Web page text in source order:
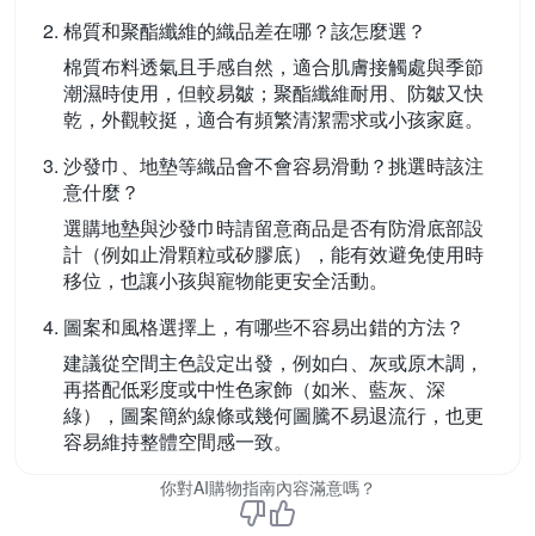
棉質和聚酯纖維的織品差在哪？該怎麼選？
棉質布料透氣且手感自然，適合肌膚接觸處與季節
潮濕時使用，但較易皺；聚酯纖維耐用、防皺又快
乾，外觀較挺，適合有頻繁清潔需求或小孩家庭。
沙發巾、地墊等織品會不會容易滑動？挑選時該注
意什麼？
選購地墊與沙發巾時請留意商品是否有防滑底部設
計（例如止滑顆粒或矽膠底），能有效避免使用時
移位，也讓小孩與寵物能更安全活動。
圖案和風格選擇上，有哪些不容易出錯的方法？
建議從空間主色設定出發，例如白、灰或原木調，
再搭配低彩度或中性色家飾（如米、藍灰、深
綠），圖案簡約線條或幾何圖騰不易退流行，也更
容易維持整體空間感一致。
你對AI購物指南內容滿意嗎？